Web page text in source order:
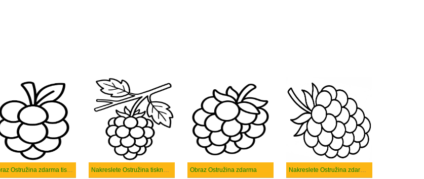
Obraz Ostružina zdarma tisknutelné Nakreslete Ostružina tisknutelné Obraz Ostružina zdarma Nakreslete Ostružina zdarma snadný